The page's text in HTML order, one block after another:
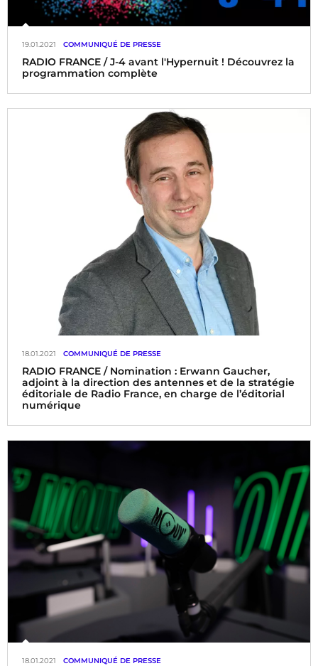
RADIO FRANCE / J-4 avant l'Hypernuit ! Découvrez la
programmation complète
19.01.2021 COMMUNIQUÉ DE PRESSE
RADIO FRANCE / Nomination : Erwann Gaucher,
adjoint à la direction des antennes et de la stratégie
éditoriale de Radio France, en charge de l’éditorial
numérique
18.01.2021 COMMUNIQUÉ DE PRESSE
18.01.2021 COMMUNIQUÉ DE PRESSE